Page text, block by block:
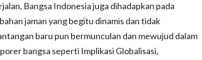
Bangsa Indonesia juga dihadapkan pada
jaman yang begitu dinamis dan tidak
baru pun bermunculan dan mewujud dalam
bangsa seperti Implikasi Globalisasi,